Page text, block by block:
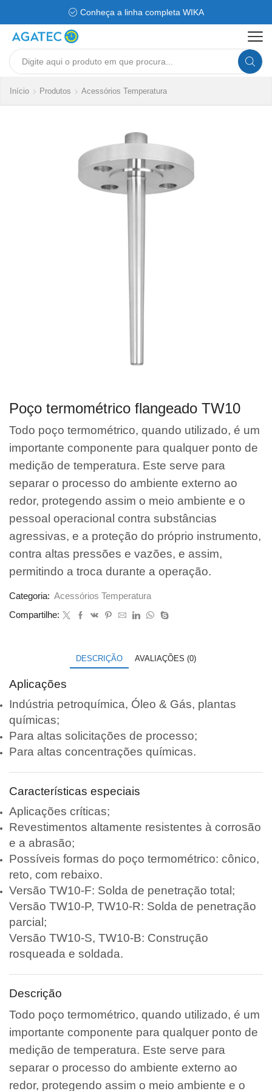
Conheça a linha completa WIKA
Search
Início Produtos Acessórios Temperatura
Poço termométrico flangeado TW10
Todo poço termométrico, quando utilizado, é um
importante componente para qualquer ponto de
medição de temperatura. Este serve para
separar o processo do ambiente externo ao
redor, protegendo assim o meio ambiente e o
pessoal operacional contra substâncias
agressivas, e a proteção do próprio instrumento,
contra altas pressões e vazões, e assim,
permitindo a troca durante a operação.
Categoria: Acessórios Temperatura
Compartilhe:
DESCRIÇÃO AVALIAÇÕES (0)
Aplicações
Indústria petroquímica, Óleo & Gás, plantas
químicas;
Para altas solicitações de processo;
Para altas concentrações químicas.
Características especiais
Aplicações críticas;
Revestimentos altamente resistentes à corrosão
e a abrasão;
Possíveis formas do poço termométrico: cônico,
reto, com rebaixo.
Versão TW10-F: Solda de penetração total;
Versão TW10-P, TW10-R: Solda de penetração
parcial;
Versão TW10-S, TW10-B: Construção
rosqueada e soldada.
Descrição
Todo poço termométrico, quando utilizado, é um
importante componente para qualquer ponto de
medição de temperatura. Este serve para
separar o processo do ambiente externo ao
redor, protegendo assim o meio ambiente e o